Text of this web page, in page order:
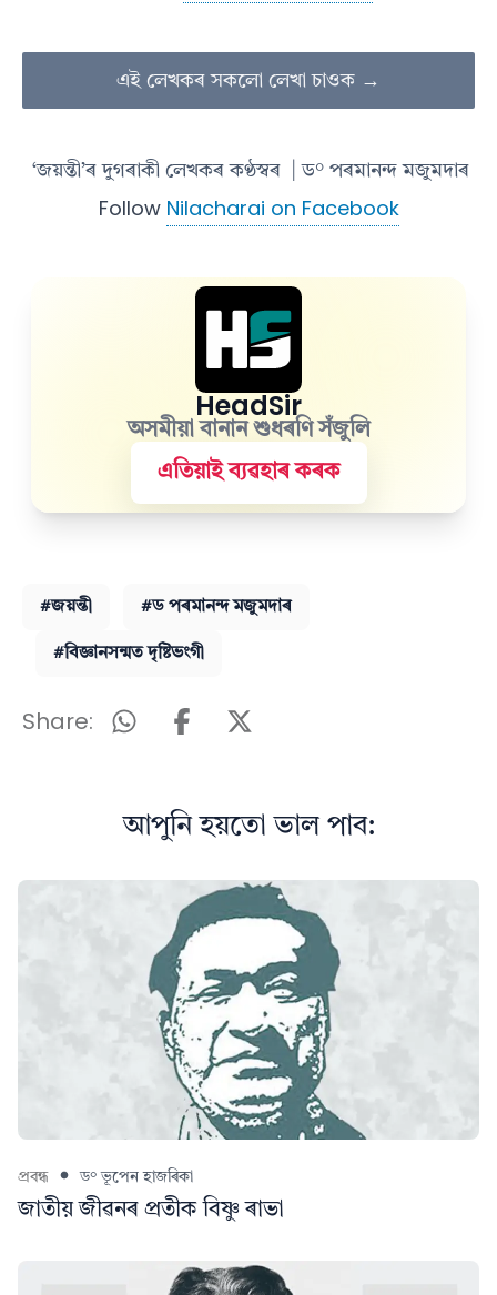
এই লেখকৰ সকলো লেখা চাওক →
‘জয়ন্তী’ৰ দুগৰাকী লেখকৰ কণ্ঠস্বৰ | ড° পৰমানন্দ মজুমদাৰ
Follow Nilacharai on Facebook
HeadSir
অসমীয়া বানান শুধৰণি সঁজুলি
এতিয়াই ব্যৱহাৰ কৰক
#জয়ন্তী #ড পৰমানন্দ মজুমদাৰ
#বিজ্ঞানসন্মত দৃষ্টিভংগী
Share:
আপুনি হয়তো ভাল পাব:
প্ৰবন্ধ ড° ভূপেন হাজৰিকা
জাতীয় জীৱনৰ প্ৰতীক বিষ্ণু ৰাভা